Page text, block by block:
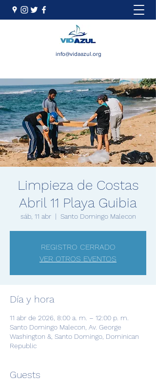
info@vidaazul.org
Limpieza de Costas
Abril 11 Playa Guibia
sáb, 11 abr
  |
Santo Domingo Malecon
REGISTRO CERRADO
VER OTROS EVENTOS
Día y hora
11 abr de 2026, 8:00 a. m. – 12:00 p. m.
Santo Domingo Malecon, Av. George
Washington &, Santo Domingo, Dominican
Republic
Guests